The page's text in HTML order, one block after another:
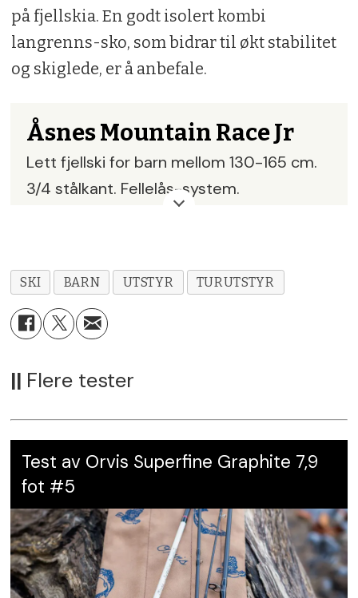
på fjellskia. En godt isolert kombi
langrenns-sko, som bidrar til økt stabilitet
og skiglede, er å anbefale.
Åsnes Mountain Race Jr
Lett fjellski for barn mellom 130-165 cm.
3/4 stålkant. Fellelås-system.
Materiale og konstruksjon: Cap-
konstruksjon. Poppel trekjerne.
par 150 cm).
Leverandør: Active Brands
AS,www.asnes.com
Karakter:6
SKI BARN UTSTYR TURUTSTYR
|| Flere tester
Test av Orvis Superfine Graphite 7,9
fot #5